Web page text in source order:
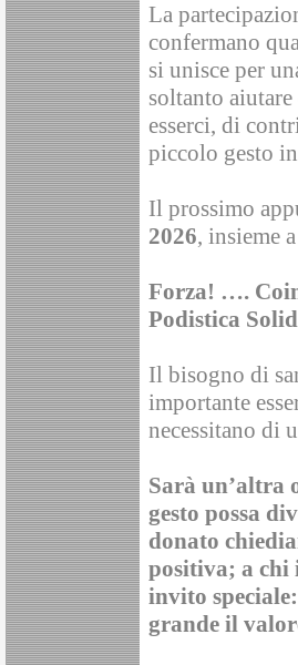
La
confermano
si unisce per
soltanto
esserci, di
piccolo gesto
Il prossimo
2026, insieme a
Forza! ….
Podistica
Il bisogno di
importante
necessitano di
Sarà un’altra
gesto possa
donato
positiva; a chi
invito
grande il